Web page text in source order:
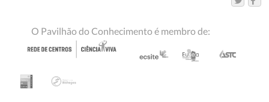
O Pavilhão do Conhecimento é membro de: